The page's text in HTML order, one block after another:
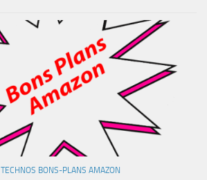
TECHNOS BONS-PLANS AMAZON